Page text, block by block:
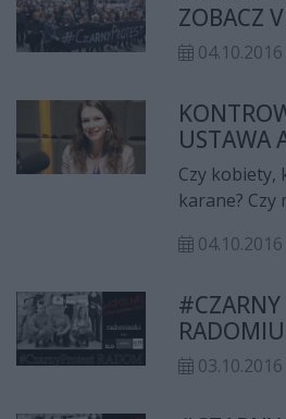
środowisk
aprobacie
tym zakresie.
ZOBACZ
USTAWA
Czy kobiety,
karane?
projekcie
rozmawiamy
fundacji Pro -
04.10.2016
RADOMIU
03.10.2016